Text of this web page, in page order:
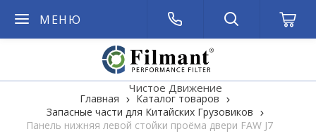
МЕНЮ
Чистое Движение
Главная
Каталог товаров
Запасные части для Китайских Грузовиков
Панель нижняя левой стойки проёма двери FAW J7